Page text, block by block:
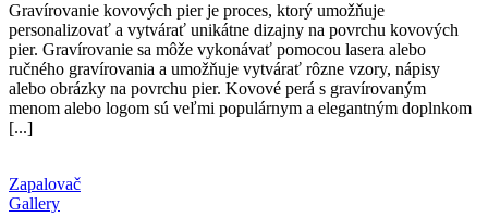
Gravírovanie kovových pier je proces, ktorý umožňuje
personalizovať a vytvárať unikátne dizajny na povrchu kovových
pier. Gravírovanie sa môže vykonávať pomocou lasera alebo
ručného gravírovania a umožňuje vytvárať rôzne vzory, nápisy
alebo obrázky na povrchu pier. Kovové perá s gravírovaným
menom alebo logom sú veľmi populárnym a elegantným doplnkom
[...]
Zapalovač
Gallery